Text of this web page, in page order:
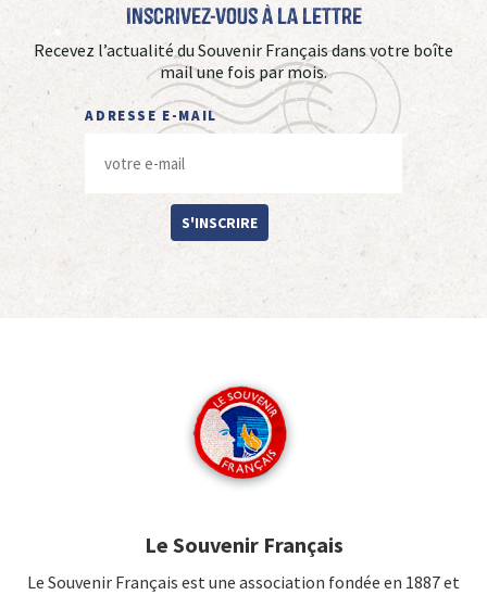
Inscrivez-vous à La Lettre
Recevez l’actualité du Souvenir Français dans votre boîte
mail une fois par mois.
ADRESSE E-MAIL
S'INSCRIRE
Le Souvenir Français
Le Souvenir Français est une association fondée en 1887 et